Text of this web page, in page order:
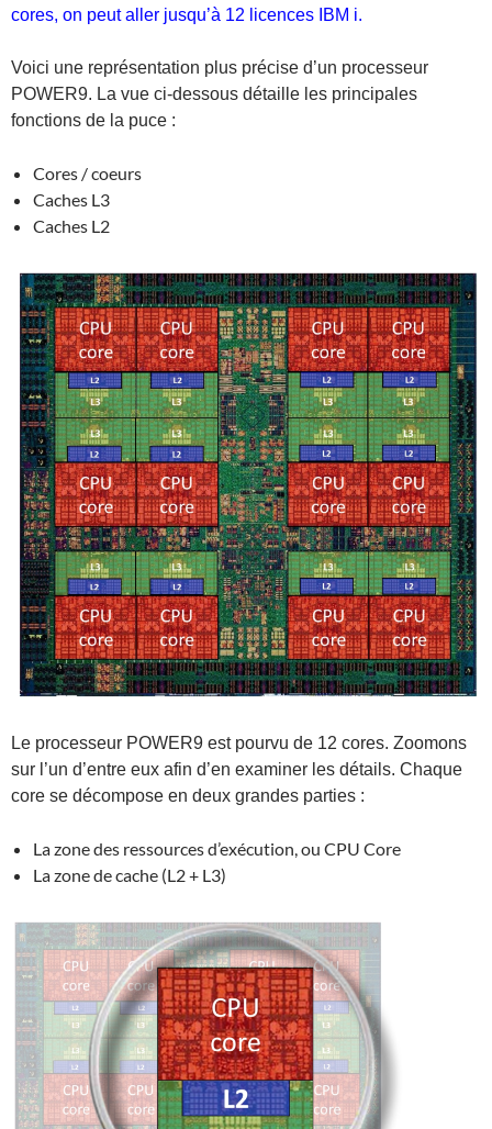
cores, on peut aller jusqu’à 12 licences IBM i.
Voici une représentation plus précise d’un processeur
POWER9. La vue ci-dessous détaille les principales
fonctions de la puce :
Cores / coeurs
Caches L3
Caches L2
Le processeur POWER9 est pourvu de 12 cores. Zoomons
sur l’un d’entre eux afin d’en examiner les détails. Chaque
core se décompose en deux grandes parties :
La zone des ressources d’exécution, ou CPU Core
La zone de cache (L2 + L3)